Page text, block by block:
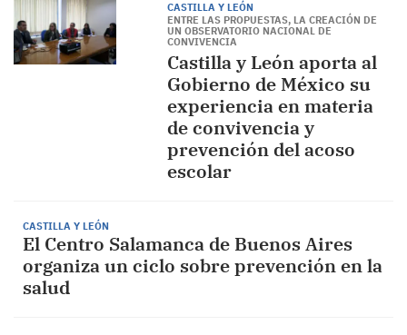
CASTILLA Y LEÓN
ENTRE LAS PROPUESTAS, LA CREACIÓN DE
UN OBSERVATORIO NACIONAL DE
CONVIVENCIA
Castilla y León aporta al
Gobierno de México su
experiencia en materia
de convivencia y
prevención del acoso
escolar
CASTILLA Y LEÓN
El Centro Salamanca de Buenos Aires
organiza un ciclo sobre prevención en la
salud